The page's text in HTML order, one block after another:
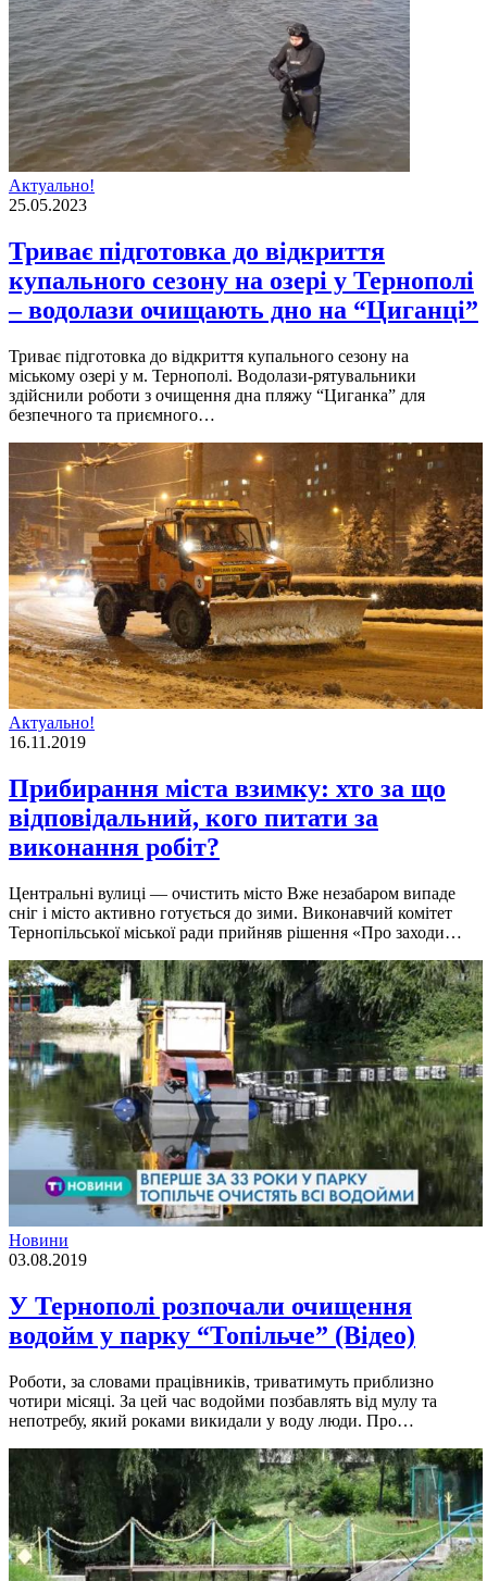
Актуально!
25.05.2023
Триває підготовка до відкриття
купального сезону на озері у Тернополі
– водолази очищають дно на “Циганці”
Триває пiдготовка до вiдкриття купального сезону на
мiському озерi у м. Тернополi. Водолази-рятувальники
здiйснили роботи з очищення дна пляжу “Циганка” для
безпечного та приємного…
Актуально!
16.11.2019
Прибирання міста взимку: хто за що
відповідальний, кого питати за
виконання робіт?
Центральні вулиці — очистить місто Вже незабаром випаде
сніг і місто активно готується до зими. Виконавчий комітет
Тернопільської міської ради прийняв рішення «Про заходи…
Новини
03.08.2019
У Тернополі розпочали очищення
водойм у парку “Топільче” (Відео)
Роботи, за словами працівників, триватимуть приблизно
чотири місяці. За цей час водойми позбавлять від мулу та
непотребу, який роками викидали у воду люди. Про…